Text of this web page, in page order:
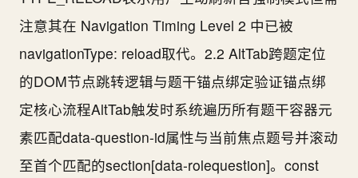
注意其在 Navigation Timing Level 2 中已被
navigationType: reload取代。2.2 AltTab跨题定位
的DOM节点跳转逻辑与题干锚点绑定验证锚点绑
定核心流程AltTab触发时系统遍历所有题干容器元
素匹配data-question-id属性与当前焦点题号并滚动
至首个匹配的section[data-rolequestion]。const